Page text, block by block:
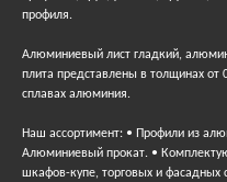
профиля.
Алюминиевый лист гладкий,
плита представлены в толщинах
сплавах алюминия.
Наш ассортимент: • Профили из
Алюминиевый прокат. •
шкафов-купе, торговых и фасадных